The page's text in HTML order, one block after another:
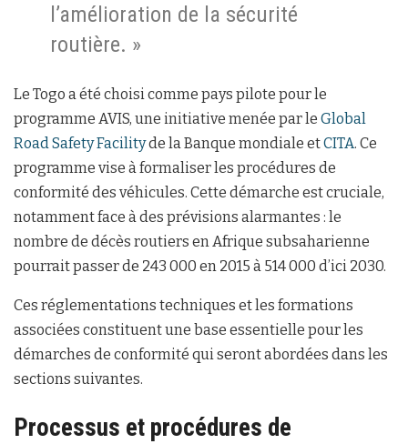
l’amélioration de la sécurité
routière. »
Le Togo a été choisi comme pays pilote pour le
programme AVIS, une initiative menée par le Global
Road Safety Facilityde la Banque mondiale etCITA. Ce
programme vise à formaliser les procédures de
conformité des véhicules. Cette démarche est cruciale,
notamment face à des prévisions alarmantes : le
nombre de décès routiers en Afrique subsaharienne
pourrait passer de 243 000 en 2015 à 514 000 d’ici 2030.
Ces réglementations techniques et les formations
associées constituent une base essentielle pour les
démarches de conformité qui seront abordées dans les
sections suivantes.
Processus et procédures de